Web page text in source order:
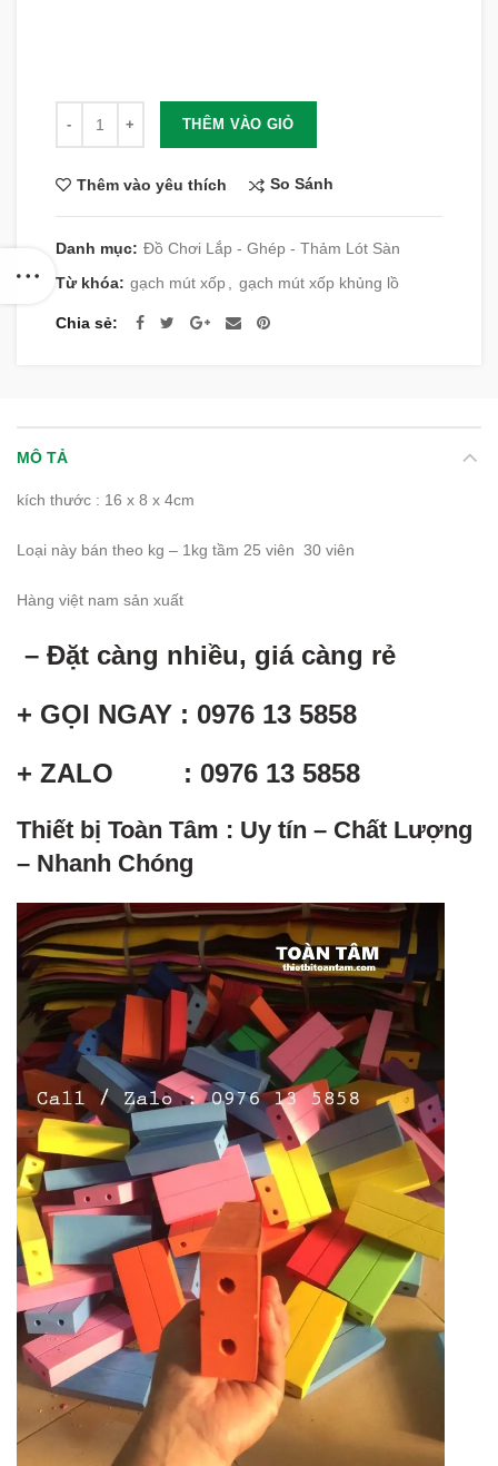
THÊM VÀO GIỎ
Thêm vào yêu thích So Sánh
Danh mục: Đồ Chơi Lắp - Ghép - Thảm Lót Sàn
Từ khóa: gạch mút xốp gạch mút xốp khủng lồ
Chia sẻ
MÔ TẢ
kích thước : 16 x 8 x 4cm
Loại này bán theo kg – 1kg tầm 25 viên 30 viên
Hàng việt nam sản xuất
– Đặt càng nhiều, giá càng rẻ
+ GỌI NGAY : 0976 13 5858
+ ZALO : 0976 13 5858
Thiết bị Toàn Tâm : Uy tín – Chất Lượng
– Nhanh Chóng